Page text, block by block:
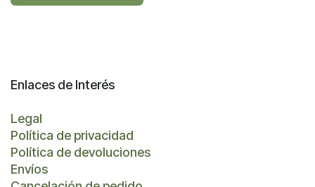
Enlaces de Interés
Legal
Política de privacidad
Política de devoluciones
Envíos